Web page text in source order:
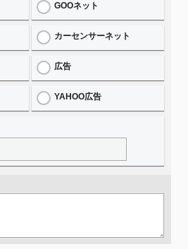
GOOネット
カーセンサーネット
広告
YAHOO広告